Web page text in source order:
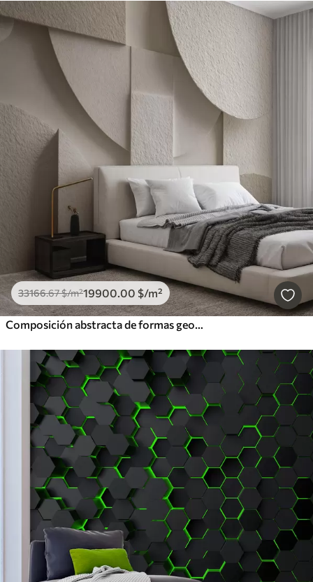
33166.67$/m²19900.00 $/m²
Composición abstracta de formas geométricas de color beige